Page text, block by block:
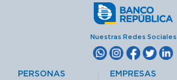
Nuestras Redes Sociales
PERSONAS EMPRESAS